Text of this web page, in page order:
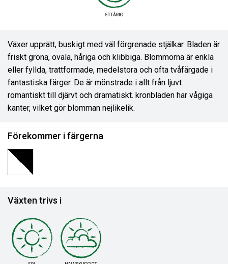
Växer upprätt, buskigt med väl förgrenade stjälkar. Bladen är
friskt gröna, ovala, håriga och klibbiga. Blommorna är enkla
eller fyllda, trattformade, medelstora och ofta tvåfärgade i
fantastiska färger. De är mönstrade i allt från ljuvt
romantiskt till djärvt och dramatiskt. kronbladen har vågiga
kanter, vilket gör blomman nejlikelik.
Förekommer i färgerna
Växten trivs i